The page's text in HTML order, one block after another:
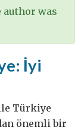
author was
İyi
Türkiye
önemli bir